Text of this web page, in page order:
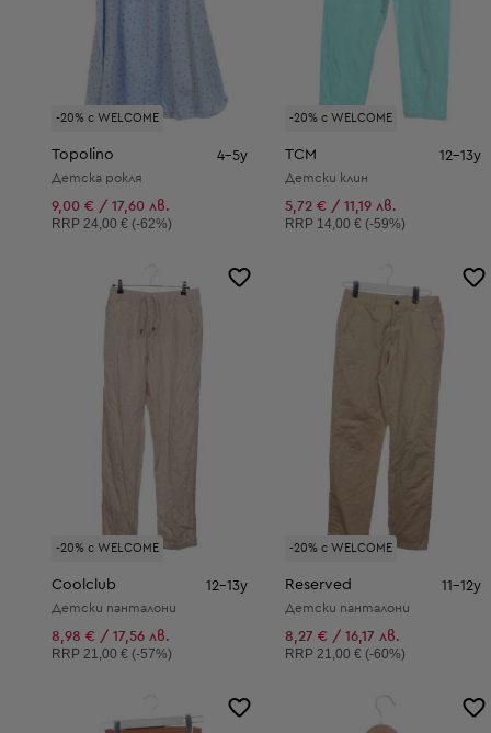
-20% с WELCOME
Topolino 4-5y
Детска рокля
9,00 € / 17,60 лв.
Препоръчителна цена:
RRP 24,00 € (-62%)
-20% с WELCOME
TCM 12-13y
Детски клин
5,72 € / 11,19 лв.
Препоръчителна цена:
RRP 14,00 € (-59%)
-20% с WELCOME
Coolclub 12-13y
Детски панталони
8,98 € / 17,56 лв.
Препоръчителна цена:
RRP 21,00 € (-57%)
-20% с WELCOME
Reserved 11-12y
Детски панталони
8,27 € / 16,17 лв.
Препоръчителна цена:
RRP21,00 € (-60%)